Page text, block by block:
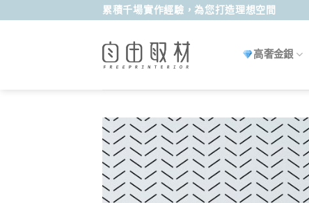
累積千場實作經驗，為您打造理想空間
高奢金銀